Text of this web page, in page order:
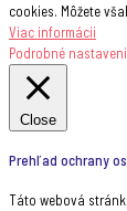
cookies. Môžete
Viac informácii
Podrobné
Close
Prehľad ochrany
Táto webová